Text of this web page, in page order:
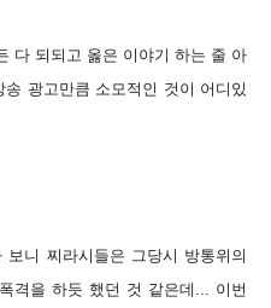
다 되되고 옳은 이야기 하는 줄 아
송 광고만큼 소모적인 것이 어디있
니 찌라시들은 그당시 방통위의
격을 하듯 했던 것 같은데... 이번